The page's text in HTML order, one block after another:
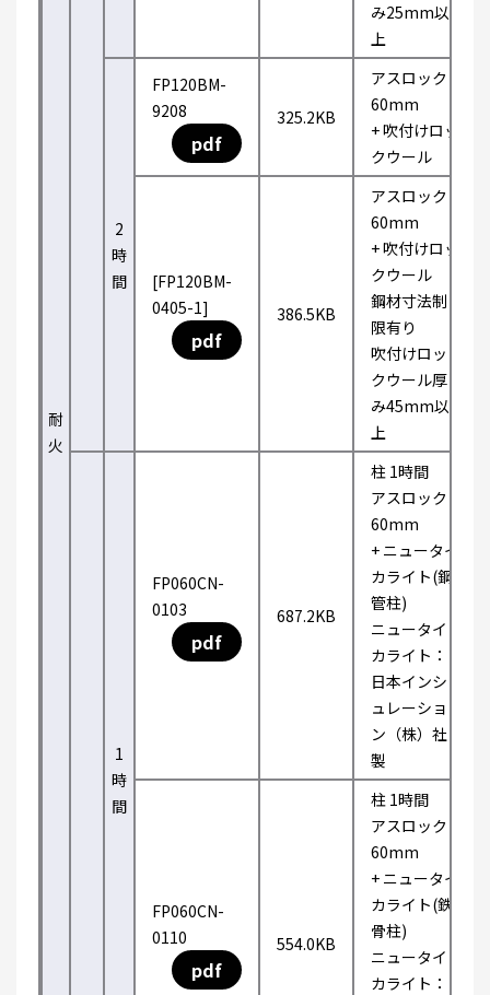
耐
火
み25mm以
上
2
時
間
FP120BM-
9208
pdf
325.2KB
アスロック
60mm
+ 吹付けロッ
クウール
[FP120BM-
0405-1]
pdf
386.5KB
アスロック
60mm
+ 吹付けロッ
クウール
鋼材寸法制
限有り
吹付けロッ
クウール厚
み45mm以
上
1
時
間
FP060CN-
0103
pdf
687.2KB
柱 1時間
アスロック
60mm
+ ニュータイ
カライト(鋼
管柱)
ニュータイ
カライト：
日本インシ
ュレーショ
ン（株）社
製
FP060CN-
0110
pdf
554.0KB
柱 1時間
アスロック
60mm
+ ニュータイ
カライト(鉄
骨柱)
ニュータイ
カライト：